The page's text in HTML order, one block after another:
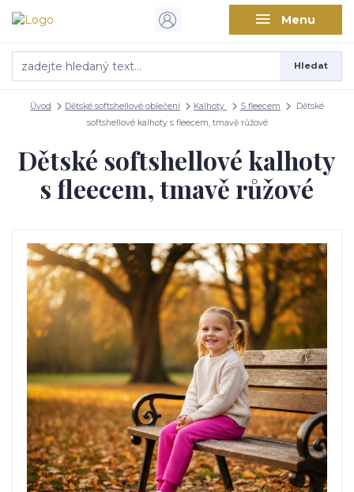
Menu
Hledat
Úvod Dětské softshellové oblečení Kalhoty S fleecem
Dětské
softshellové kalhoty s fleecem, tmavě růžové
Dětské softshellové kalhoty
s fleecem, tmavě růžové